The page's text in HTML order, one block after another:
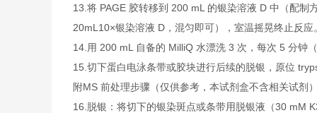
13.将 PAGE 胶转移到 200 mL 的银染溶液 D 中（配制
20mL10×银染溶液 D，混匀即可），室温摇晃终止反应
14.用 200 mL 自备的 MilliQ 水漂洗 3 次，每次 5 分钟
15.切下蛋白电泳条带或胶块进行后续的脱银，原位
附MS 前处理步骤（仅供参考，本试剂盒不含相关试剂
16.脱银：将切下的银染斑点或条带用脱银液（30 mM